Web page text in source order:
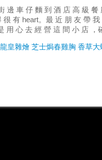
邊 車 仔 麵 到 酒 店 高 級
有 heart。最 近 朋 友 帶
用 心 去 經 營 這 間 小 店
皇雜燴 芝士焗春雞胸 香草大